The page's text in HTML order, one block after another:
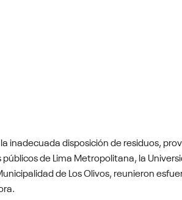
inadecuada disposición de residuos,
públicos de Lima Metropolitana, la
de Los Olivos, reunieron